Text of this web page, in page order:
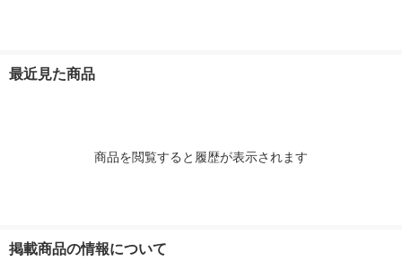
最近見た商品
商品を閲覧すると履歴が表示されます
掲載商品の情報について